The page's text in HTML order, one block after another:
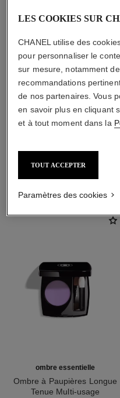
ombre essentielle
Ombre à Paupières Longue
Tenue Multi-usage
LES COOKIES SUR
CHANEL utilise des
pour personnaliser le
sur mesure, notamment
recommandations
de nos partenaires. Vous
en savoir plus en cliquant
et à tout moment dans la
TOUT ACCEPTER
Paramètres des cookies